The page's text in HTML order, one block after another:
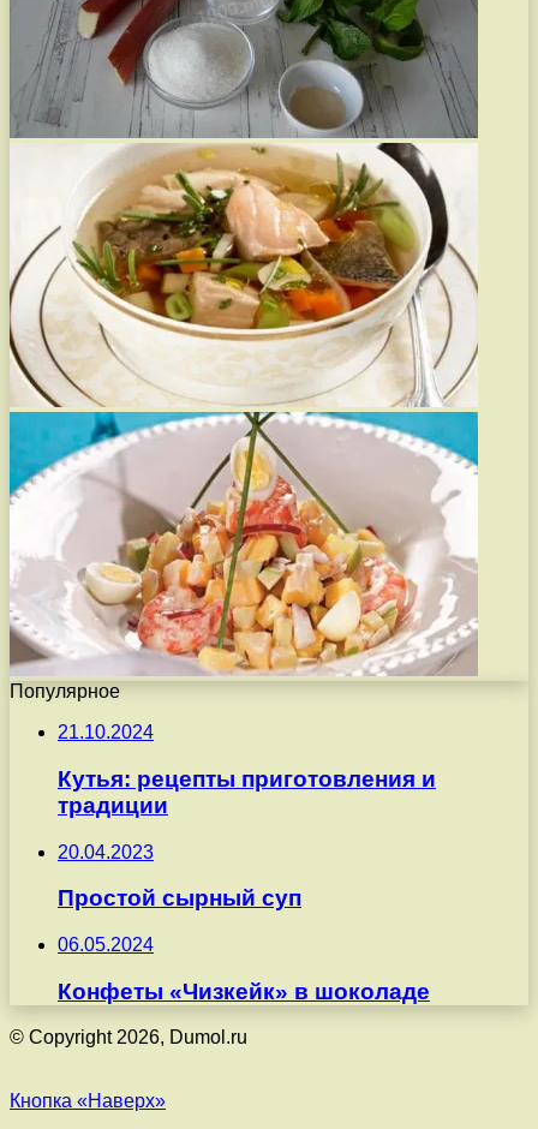
Популярное
21.10.2024
Кутья: рецепты приготовления и
традиции
20.04.2023
Простой сырный суп
06.05.2024
Конфеты «Чизкейк» в шоколаде
© Copyright 2026, Dumol.ru
Кнопка «Наверх»